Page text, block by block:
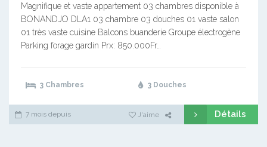
Magnifique et vaste appartement 03 chambres disponible à
BONANDJO DLA1 03 chambre 03 douches 01 vaste salon
01 très vaste cuisine Balcons buanderie Groupe électrogène
Parking forage gardin Prx: 850.000Fr…
3 Chambres 3 Douches
7 mois depuis J'aime Détails